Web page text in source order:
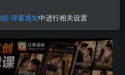
战课，暑假躺賺新风口，单个
-弹窗通知中进行相关设置